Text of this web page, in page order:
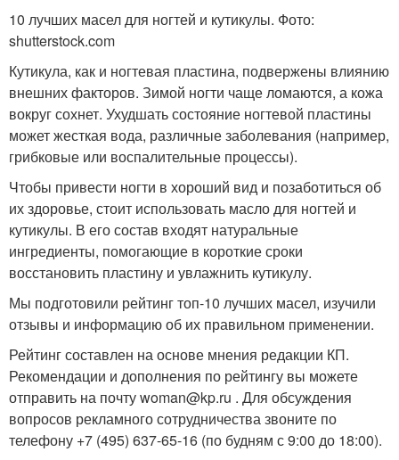
10 лучших масел для ногтей и кутикулы. Фото:
shutterstock.com
Кутикула, как и ногтевая пластина, подвержены влиянию
внешних факторов. Зимой ногти чаще ломаются, а кожа
вокруг сохнет. Ухудшать состояние ногтевой пластины
может жесткая вода, различные заболевания (например,
грибковые или воспалительные процессы).
Чтобы привести ногти в хороший вид и позаботиться об
их здоровье, стоит использовать масло для ногтей и
кутикулы. В его состав входят натуральные
ингредиенты, помогающие в короткие сроки
восстановить пластину и увлажнить кутикулу.
Мы подготовили рейтинг топ-10 лучших масел, изучили
отзывы и информацию об их правильном применении.
Рейтинг составлен на основе мнения редакции КП.
Рекомендации и дополнения по рейтингу вы можете
отправить на почту woman@kp.ru . Для обсуждения
вопросов рекламного сотрудничества звоните по
телефону +7 (495) 637-65-16 (по будням с 9:00 до 18:00).